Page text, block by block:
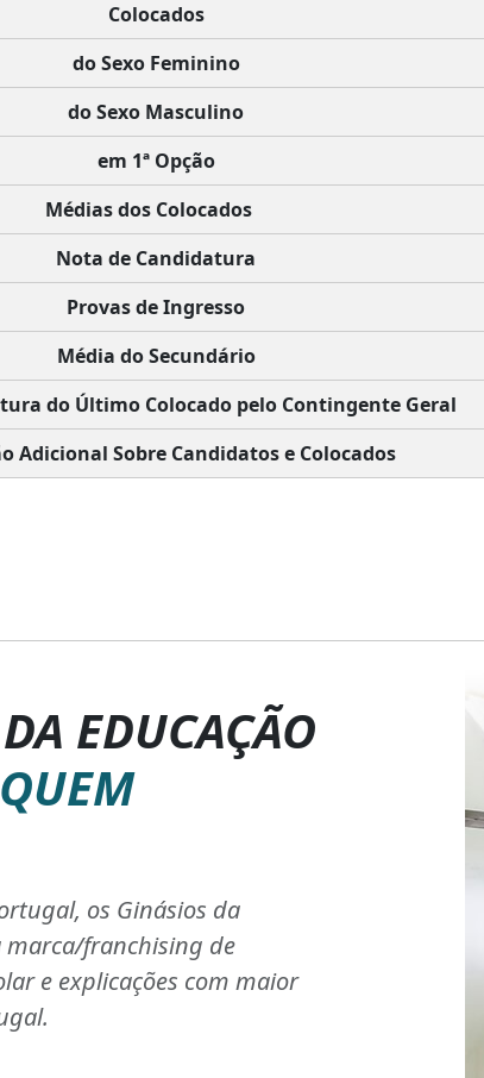
Colocados
do Sexo Feminino
do Sexo Masculino
em 1ª Opção
Médias dos Colocados
Nota de Candidatura
Provas de Ingresso
Média do Secundário
do Último Colocado pelo Contingente Geral
Adicional Sobre Candidatos e Colocados
EDUCAÇÃO
QUEM
os Ginásios da
marca/franchising de
e explicações com maior